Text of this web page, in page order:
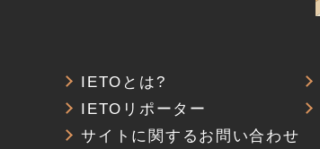
IETOとは?
IETOリポーター
サイトに関するお問い合わせ